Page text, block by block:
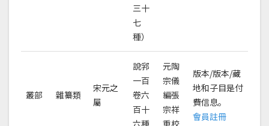
三十
七
種）
叢部 雜纂類
宋元之
屬
說郛
一百
卷六
百十
六種
元陶
宗儀
編張
宗祥
重校
版本/版本/藏
地和子目是付
費信息。
會員註冊